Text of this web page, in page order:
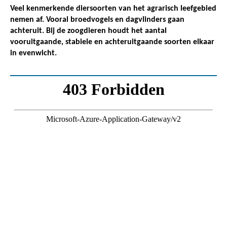
Veel kenmerkende diersoorten van het agrarisch leefgebied
nemen af. Vooral broedvogels en dagvlinders gaan
achteruit. Bij de zoogdieren houdt het aantal
vooruitgaande, stabiele en achteruitgaande soorten elkaar
in evenwicht.